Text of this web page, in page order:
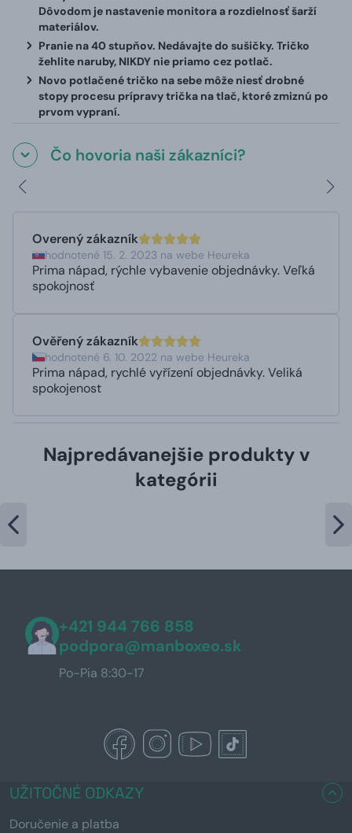
Dôvodom je nastavenie monitora a rozdielnosť šarží
materiálov.
Pranie na 40 stupňov. Nedávajte do sušičky. Tričko
žehlite naruby, NIKDY nie priamo cez potlač.
Novo potlačené tričko na sebe môže niesť drobné
stopy procesu prípravy trička na tlač, ktoré zmiznú po
prvom vypraní.
Čo hovoria naši zákazníci?
Overený zákazník
hodnotené 15. 2. 2023 na webe Heureka
Prima nápad, rýchle vybavenie objednávky. Veľká
spokojnosť
Ověřený zákazník
hodnotené 6. 10. 2022 na webe Heureka
Prima nápad, rychlé vyřízení objednávky. Veliká
spokojenost
Najpredávanejšie produkty v
kategórii
+421 944 766 858
podpora@manboxeo.sk
Po-Pia 8:30-17
UŽITOČNÉ ODKAZY
Doručenie a platba